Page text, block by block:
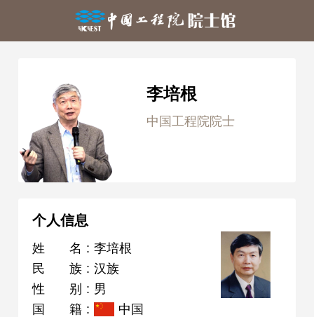
李培根
中国工程院院士
个人信息
姓名 : 李培根
民族 : 汉族
性别 : 男
国籍 :
中国